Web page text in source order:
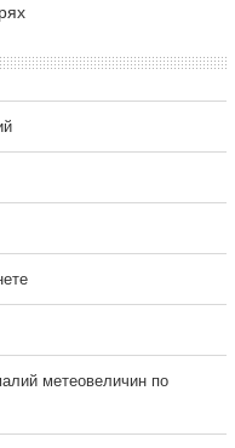
метеовеличин по